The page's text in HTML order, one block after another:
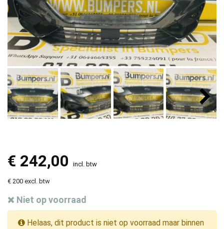
€ 242,00 incl. btw
€ 200 excl. btw
Niet op voorraad
Helaas, dit product is niet op voorraad maar binnen